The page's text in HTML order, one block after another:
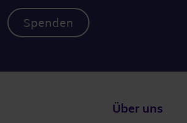
Spenden
Über uns